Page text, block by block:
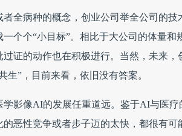
者全病种的概念，创业公司举全公司的
一个个“小目标”。相比于大公司的体量
过证的动作也在积极进行。当然，未来
生”，目前来看，依旧没有答案。
学影像AI的发展任重道远。鉴于AI与医
的恶性竞争或者步子迈的太快，都很有